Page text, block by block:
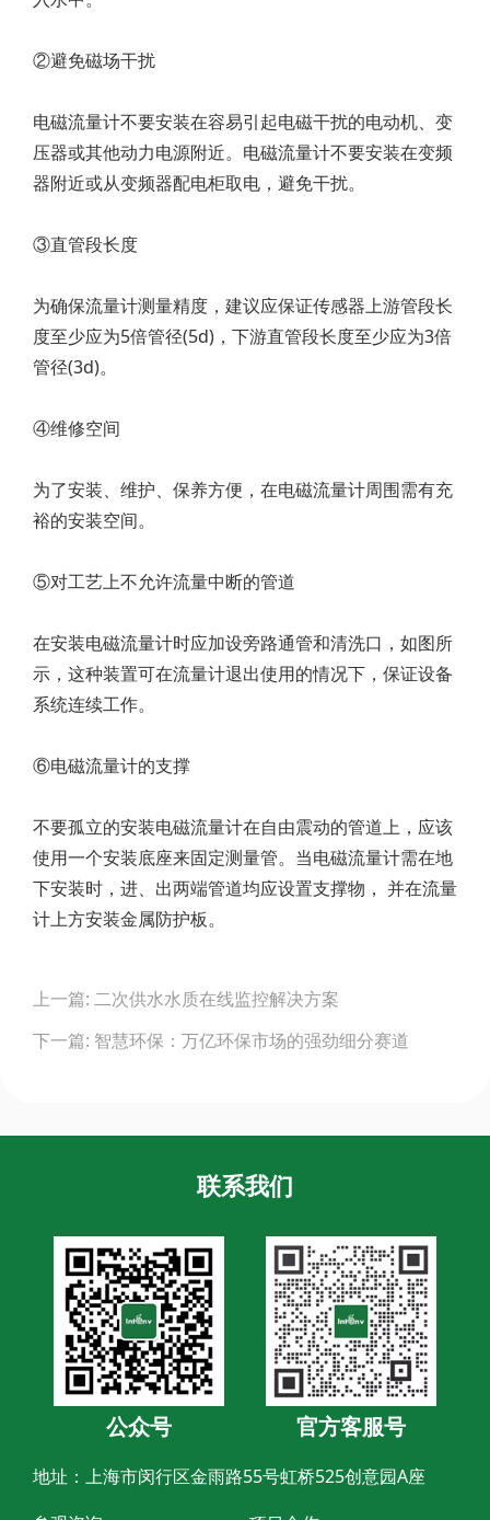
②避免磁场干扰
电磁流量计不要安装在容易引起电磁干扰的电动机、变
压器或其他动力电源附近。电磁流量计不要安装在变频
器附近或从变频器配电柜取电，避免干扰。
③直管段长度
为确保流量计测量精度，建议应保证传感器上游管段长
度至少应为5倍管径(5d)，下游直管段长度至少应为3倍
管径(3d)。
④维修空间
为了安装、维护、保养方便，在电磁流量计周围需有充
裕的安装空间。
⑤对工艺上不允许流量中断的管道
在安装电磁流量计时应加设旁路通管和清洗口，如图所
示，这种装置可在流量计退出使用的情况下，保证设备
系统连续工作。
⑥电磁流量计的支撑
不要孤立的安装电磁流量计在自由震动的管道上，应该
使用一个安装底座来固定测量管。当电磁流量计需在地
下安装时，进、出两端管道均应设置支撑物， 并在流量
计上方安装金属防护板。
navigation
上一篇: 二次供水水质在线监控解决方案
下一篇: 智慧环保：万亿环保市场的强劲细分赛道
联系我们
公众号 官方客服号
地址：上海市闵行区金雨路55号虹桥525创意园A座